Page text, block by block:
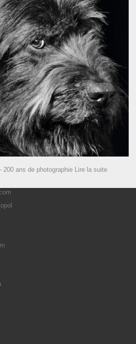
200 ans de photographie Lire la suite